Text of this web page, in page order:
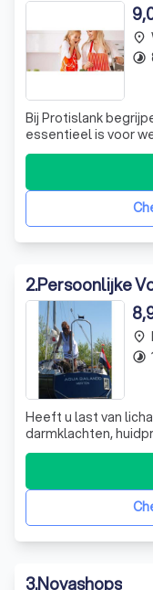
Bij Protislank
essentieel is voor
scala aan
binnen diverse
eiwitten en
bereiken van je
place
timelapse
2.Persoonlijke
Heeft u last van
darmklachten,
in uw
voedingstherapeut
de oorzaken van uw
place
timelapse
3.Novashops